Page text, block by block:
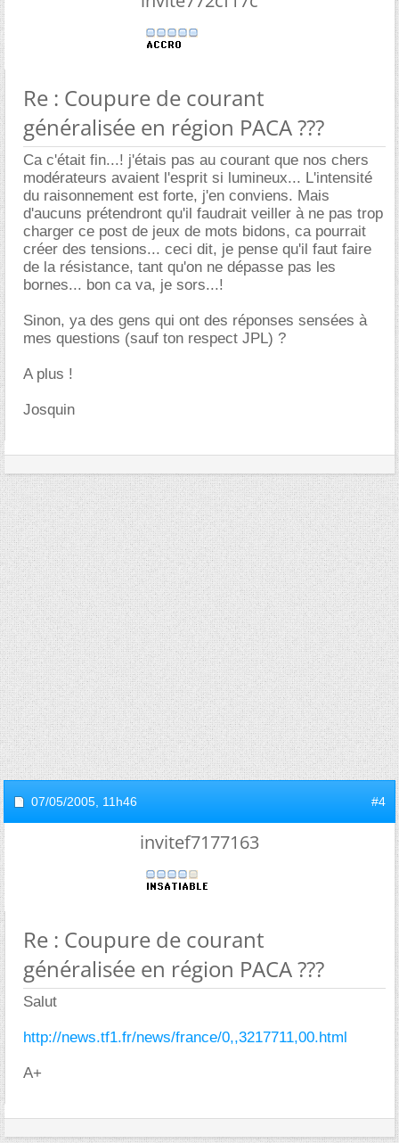
Re : Coupure de courant
généralisée en région PACA ???
Ca c'était fin...! j'étais pas au courant que nos chers
modérateurs avaient l'esprit si lumineux... L'intensité
du raisonnement est forte, j'en conviens. Mais
d'aucuns prétendront qu'il faudrait veiller à ne pas trop
charger ce post de jeux de mots bidons, ca pourrait
créer des tensions... ceci dit, je pense qu'il faut faire
de la résistance, tant qu'on ne dépasse pas les
bornes... bon ca va, je sors...!
Sinon, ya des gens qui ont des réponses sensées à
mes questions (sauf ton respect JPL) ?
A plus !
Josquin
07/05/2005, 11h46 #4
invitef7177163
Re : Coupure de courant
généralisée en région PACA ???
Salut
http://news.tf1.fr/news/france/0,,3217711,00.html
A+